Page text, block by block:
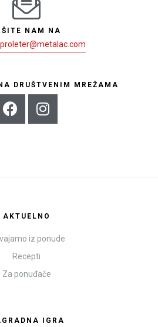
NAM NA
DRUŠTVENIM MREŽAMA
AKTUELNO
iz ponude
Recepti
Za ponuđače
IGRA